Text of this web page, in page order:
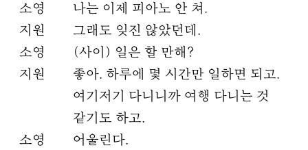
소영
나는 이제 피아노 안 쳐.
지원
그래도 잊진 않았던데.
소영
(사이) 일은 할 만해?
지원
좋아. 하루에 몇 시간만 일하면 되고.
여기저기 다니니까 여행 다니는 것
같기도 하고.
소영
어울린다.